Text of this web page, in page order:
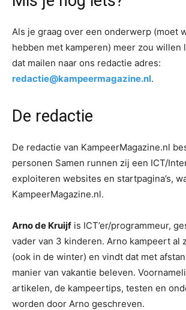
Als je graag over een onderwerp (moet
hebben met kamperen) meer zou willen
dat mailen naar ons redactie adres:
redactie@kampeermagazine.nl.
De redactie
De redactie van KampeerMagazine.nl
personen Samen runnen zij een ICT/
exploiteren websites en startpagina’s,
KampeerMagazine.nl.
Arno de Kruijf is ICT’er/programmeur,
vader van 3 kinderen. Arno kampeert al
(ook in de winter) en vindt dat met
manier van vakantie beleven.
artikelen, de kampeertips, testen en
worden door Arno geschreven.